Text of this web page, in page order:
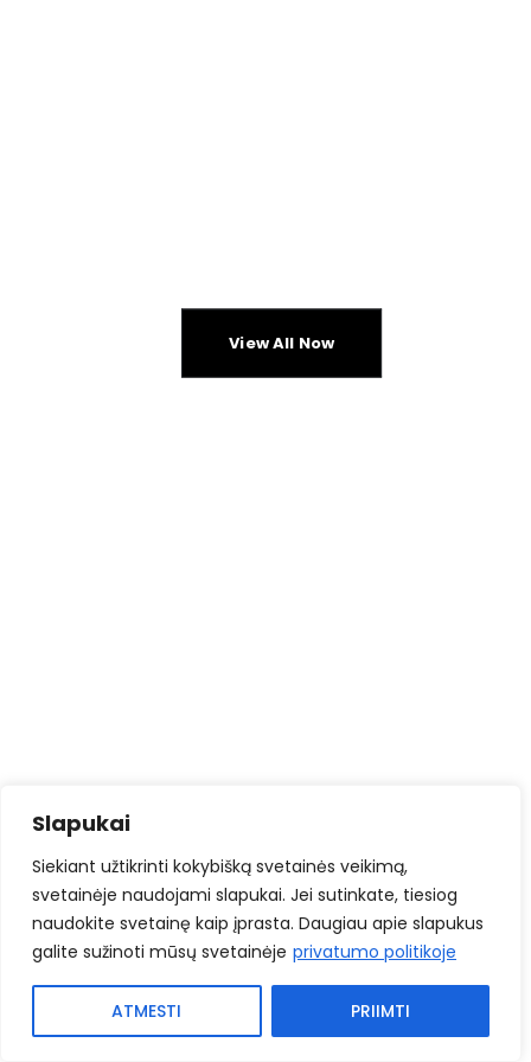
Slapukai
Siekiant užtikrinti kokybišką svetainės veikimą,
svetainėje naudojami slapukai. Jei sutinkate, tiesiog
naudokite svetainę kaip įprasta. Daugiau apie slapukus
galite sužinoti mūsų svetainėje privatumo politikoje
ATMESTI PRIIMTI
View All Now